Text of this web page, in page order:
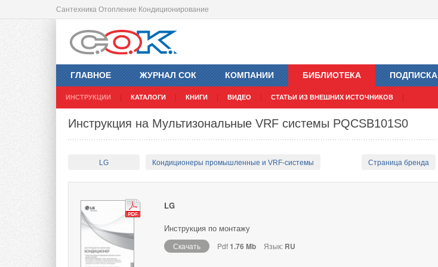
Сантехника Отопление Кондиционирование
ГЛАВНОЕ ЖУРНАЛ СОК КОМПАНИИ БИБЛИОТЕКА
ИНСТРУКЦИИ КАТАЛОГИ КНИГИ ВИДЕО СТАТЬИ ИЗ ВНЕШНИХ ИСТОЧНИКОВ
ПОДПИСКА
Инструкция на Мультизональные VRF системы PQCSB101S0
LG Кондиционеры промышленные и VRF-системы Страница бренда
LG
Инструкция по монтажу
Скачать Pdf1.76 Mb Язык: RU